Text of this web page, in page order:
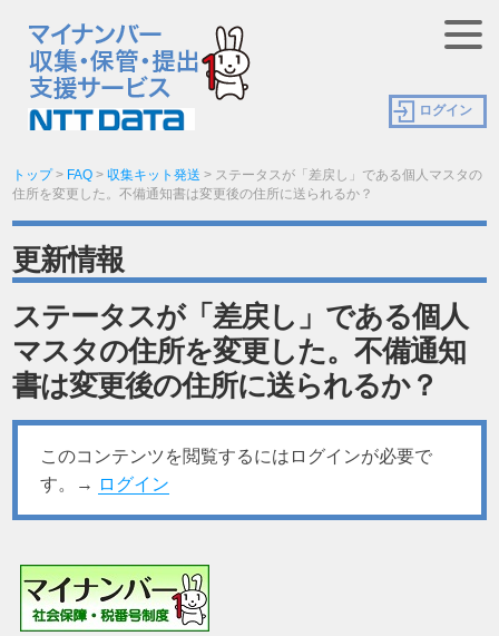
ログイン
トップ> FAQ >収集キット発送 > ステータスが「差戻し」である個人マスタの
住所を変更した。不備通知書は変更後の住所に送られるか？
更新情報
ステータスが「差戻し」である個人
マスタの住所を変更した。不備通知
書は変更後の住所に送られるか？
このコンテンツを閲覧するにはログインが必要で
す。→ ログイン